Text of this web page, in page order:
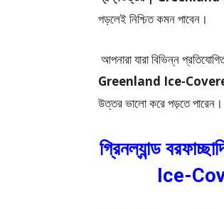
পড়লেই নিশ্চিত কমন পাবেন।
আপনারা যারা বিভিন্ন
Greenland Ice-
উত্তর ভালো করে পড়তে পারেন।
গ্রিনল্যান্ড
Ice-